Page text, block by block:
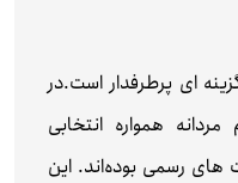
ای پرطرفدار است.در
همواره انتخابی
رسمی بوده‌اند. این